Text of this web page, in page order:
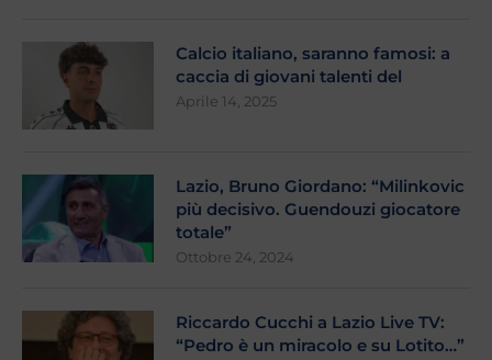
Calcio italiano, saranno famosi: a
caccia di giovani talenti del
Aprile 14, 2025
Lazio, Bruno Giordano: “Milinkovic
più decisivo. Guendouzi giocatore
totale”
Ottobre 24, 2024
Riccardo Cucchi a Lazio Live TV:
“Pedro è un miracolo e su Lotito…”